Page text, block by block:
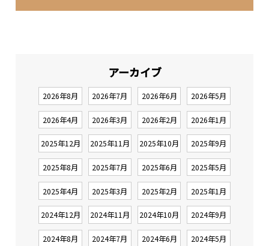
アーカイブ
2026年8月 2026年7月 2026年6月 2026年5月
2026年4月 2026年3月 2026年2月 2026年1月
2025年12月 2025年11月 2025年10月 2025年9月
2025年8月 2025年7月 2025年6月 2025年5月
2025年4月 2025年3月 2025年2月 2025年1月
2024年12月 2024年11月 2024年10月 2024年9月
2024年8月 2024年7月 2024年6月 2024年5月